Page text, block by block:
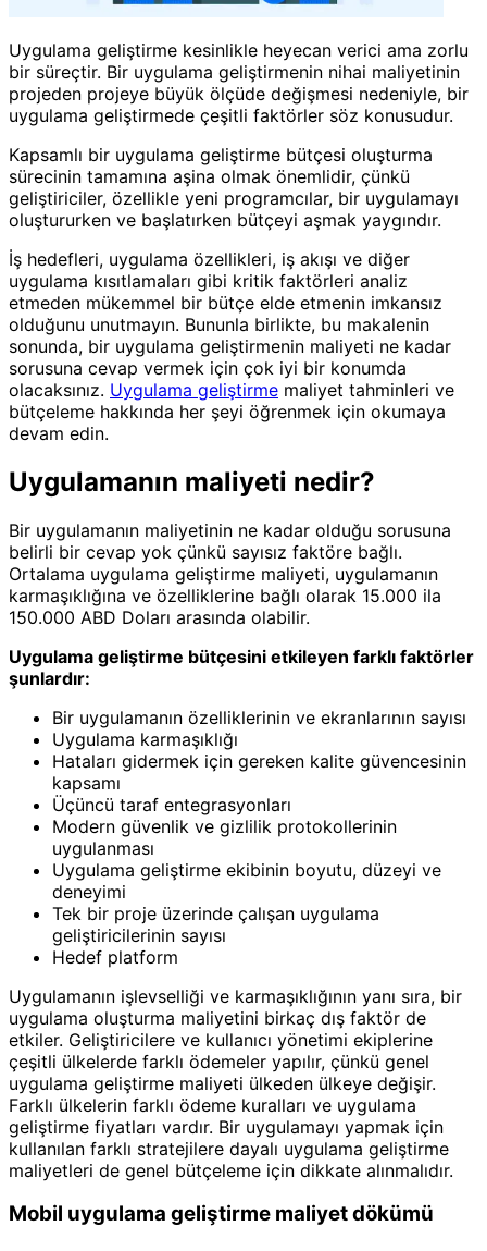
Uygulama geliştirme kesinlikle heyecan verici ama zorlu
bir süreçtir. Bir uygulama geliştirmenin nihai maliyetinin
projeden projeye büyük ölçüde değişmesi nedeniyle, bir
uygulama geliştirmede çeşitli faktörler söz konusudur.
Kapsamlı bir uygulama geliştirme bütçesi oluşturma
sürecinin tamamına aşina olmak önemlidir, çünkü
geliştiriciler, özellikle yeni programcılar, bir uygulamayı
oluştururken ve başlatırken bütçeyi aşmak yaygındır.
İş hedefleri, uygulama özellikleri, iş akışı ve diğer
uygulama kısıtlamaları gibi kritik faktörleri analiz
etmeden mükemmel bir bütçe elde etmenin imkansız
olduğunu unutmayın. Bununla birlikte, bu makalenin
sonunda, bir uygulama geliştirmenin maliyeti ne kadar
sorusuna cevap vermek için çok iyi bir konumda
olacaksınız. Uygulama geliştirme maliyet tahminleri ve
bütçeleme hakkında her şeyi öğrenmek için okumaya
devam edin.
Uygulamanın maliyeti nedir?
Bir uygulamanın maliyetinin ne kadar olduğu sorusuna
belirli bir cevap yok çünkü sayısız faktöre bağlı.
Ortalama uygulama geliştirme maliyeti, uygulamanın
karmaşıklığına ve özelliklerine bağlı olarak 15.000 ila
150.000 ABD Doları arasında olabilir.
Uygulama geliştirme bütçesini etkileyen farklı faktörler
şunlardır:
Bir uygulamanın özelliklerinin ve ekranlarının sayısı
Uygulama karmaşıklığı
Hataları gidermek için gereken kalite güvencesinin
kapsamı
Üçüncü taraf entegrasyonları
Modern güvenlik ve gizlilik protokollerinin
uygulanması
Uygulama geliştirme ekibinin boyutu, düzeyi ve
deneyimi
Tek bir proje üzerinde çalışan uygulama
geliştiricilerinin sayısı
Hedef platform
Uygulamanın işlevselliği ve karmaşıklığının yanı sıra, bir
uygulama oluşturma maliyetini birkaç dış faktör de
etkiler. Geliştiricilere ve kullanıcı yönetimi ekiplerine
çeşitli ülkelerde farklı ödemeler yapılır, çünkü genel
uygulama geliştirme maliyeti ülkeden ülkeye değişir.
Farklı ülkelerin farklı ödeme kuralları ve uygulama
geliştirme fiyatları vardır. Bir uygulamayı yapmak için
kullanılan farklı stratejilere dayalı uygulama geliştirme
maliyetleri de genel bütçeleme için dikkate alınmalıdır.
Mobil uygulama geliştirme maliyet dökümü